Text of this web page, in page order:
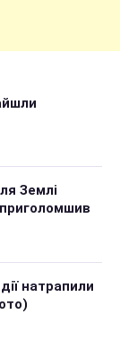
Землі
натрапили